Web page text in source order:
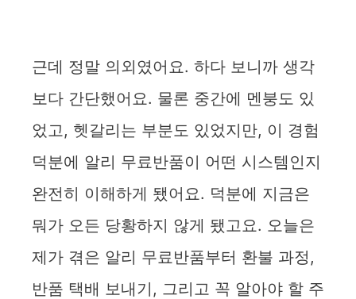
근데 정말 의외였어요. 하다 보니까 생각
보다 간단했어요. 물론 중간에 멘붕도 있
었고, 헷갈리는 부분도 있었지만, 이 경험
덕분에 알리 무료반품이 어떤 시스템인지
완전히 이해하게 됐어요. 덕분에 지금은
뭐가 오든 당황하지 않게 됐고요. 오늘은
제가 겪은 알리 무료반품부터 환불 과정,
반품 택배 보내기, 그리고 꼭 알아야 할 주